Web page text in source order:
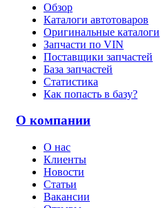
Обзор
Каталоги автотоваров
Оригинальные каталоги
Запчасти по VIN
Поставщики запчастей
База запчастей
Статистика
Как попасть в базу?
О компании
О нас
Клиенты
Новости
Статьи
Вакансии